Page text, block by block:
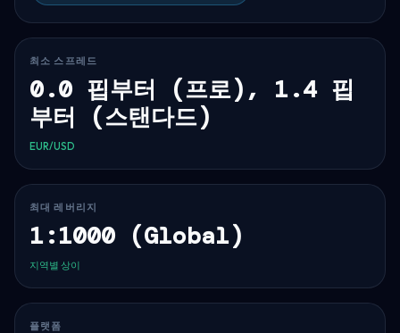
최소 스프레드
0.0 핍부터 (프로), 1.4 핍
부터 (스탠다드)
EUR/USD
최대 레버리지
1:1000 (Global)
지역별 상이
플랫폼